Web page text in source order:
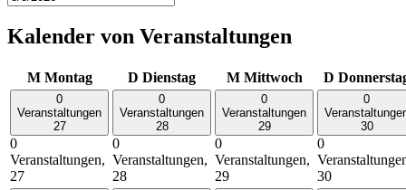
Kalender von Veranstaltungen
M Montag D Dienstag M Mittwoch D
0
Veranstaltungen
27
0
Veranstaltungen,
27
0
Veranstaltungen
28
0
Veranstaltungen,
28
0
Veranstaltungen
29
0
Veranstaltungen,
29
0
30
0
30